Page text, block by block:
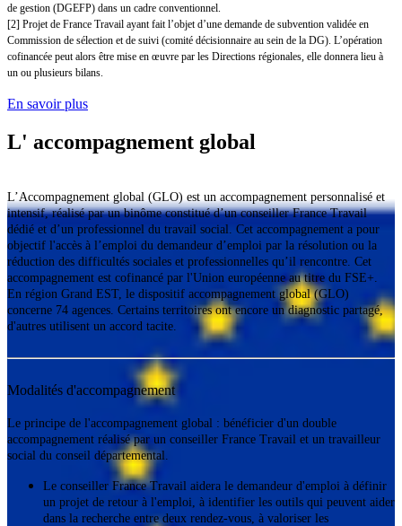
de gestion (DGEFP) dans un cadre conventionnel.
[2] Projet de France Travail ayant fait l’objet d’une demande de subvention validée en
Commission de sélection et de suivi (comité décisionnaire au sein de la DG). L’opération
cofinancée peut alors être mise en œuvre par les Directions régionales, elle donnera lieu à
un ou plusieurs bilans.
En savoir plus
L' accompagnement global
L’Accompagnement global (GLO) est un accompagnement personnalisé et
intensif, réalisé par un binôme constitué d’un conseiller France Travail
dédié et d’un professionnel du travail social. Cet accompagnement a pour
objectif l'accès à l’emploi du demandeur d’emploi par la résolution ou la
réduction des difficultés sociales et professionnelles qu’il rencontre. Cet
accompagnement est cofinancé par l'Union européenne au titre du FSE+.
En région Grand EST, le dispositif accompagnement global (GLO)
concerne 74 agences. Certains territoires ont encore un diagnostic partagé,
d'autres utilisent un accord tacite.
Modalités d'accompagnement
Le principe de l'accompagnement global : bénéficier d'un double
accompagnement réalisé par un conseiller France Travail et un travailleur
social du conseil départemental.
Le conseiller France Travail aidera le demandeur d'emploi à définir
un projet de retour à l'emploi, à identifier les outils qui peuvent aider
dans la recherche entre deux rendez-vous, à valoriser les